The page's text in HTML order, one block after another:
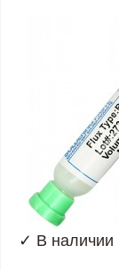
✓ В наличии